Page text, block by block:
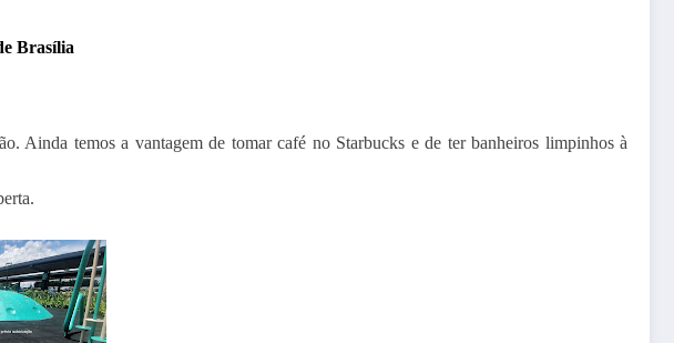
Brasília
Ainda temos a vantagem de tomar café no Starbucks e de ter banheiros limpinhos à